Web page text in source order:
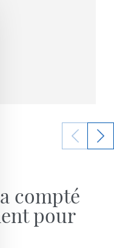
compté
pour